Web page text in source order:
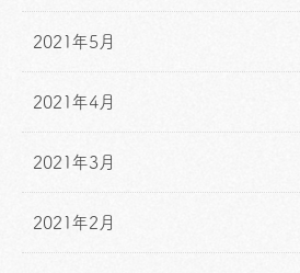
2021年5月
2021年4月
2021年3月
2021年2月